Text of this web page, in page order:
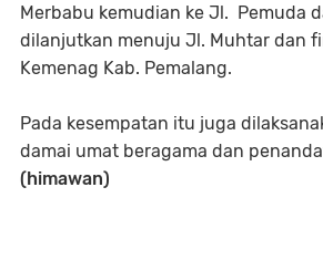
Merbabu kemudian ke Jl. Pemuda
dilanjutkan menuju Jl. Muhtar dan
Kemenag Kab. Pemalang.
Pada kesempatan itu juga
damai umat beragama dan
(himawan)